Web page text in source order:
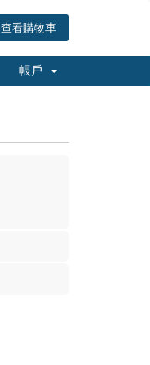
查看購物車
帳戶